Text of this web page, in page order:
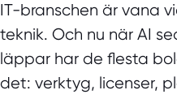
IT-branschen är vana
teknik. Och nu när AI
läppar har de flesta
det: verktyg, licenser,